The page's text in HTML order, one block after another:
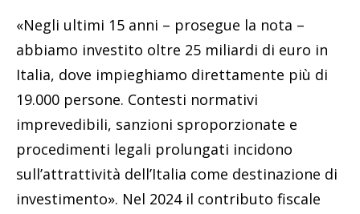
«Negli ultimi 15 anni – prosegue la nota –
abbiamo investito oltre 25 miliardi di euro in
Italia, dove impieghiamo direttamente più di
19.000 persone. Contesti normativi
imprevedibili, sanzioni sproporzionate e
procedimenti legali prolungati incidono
sull’attrattività dell’Italia come destinazione di
investimento». Nel 2024 il contributo fiscale